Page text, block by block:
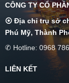
CÔNG TY CỔ
⦿ Địa chỉ trụ sở
Phú Mỹ, Thành
✆ Hotline: 0968
LIÊN KẾT